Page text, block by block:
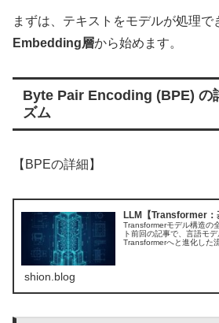
まずは、テキストをモデルが処理で
Embedding層から始めます。
Byte Pair Encoding (BPE) の
ズム
【BPEの詳細】
LLM【Transformer：
Transformerモデル構造の
ト前回の記事で、言語モ
Transformerへと進化した
shion.blog